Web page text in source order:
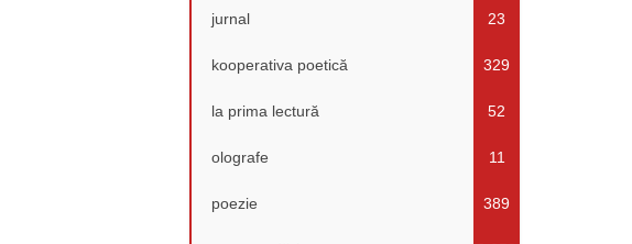
jurnal 23
kooperativa poetică 329
la prima lectură 52
olografe 11
poezie 389